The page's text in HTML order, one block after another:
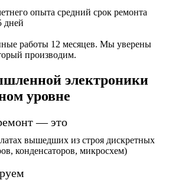
опыта средний срок ремонта
дней
работы 12 месяцев. Мы уверены
производим.
электроники
уровне
— это
вышедших из строя дискретных
конденсаторов, микросхем)